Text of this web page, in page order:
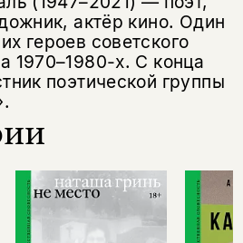
актёр кино. Один
героев советского
1970–1980-х. С конца
поэтической группы